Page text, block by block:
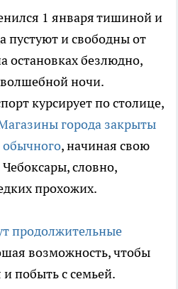
1 января тишиной и
пустуют и свободны от
остановках безлюдно,
ночи.
курсирует по столице,
города закрыты
обычного, начиная свою
Чебоксары, словно,
прохожих.
продолжительные
возможность, чтобы
и побыть с семьей.